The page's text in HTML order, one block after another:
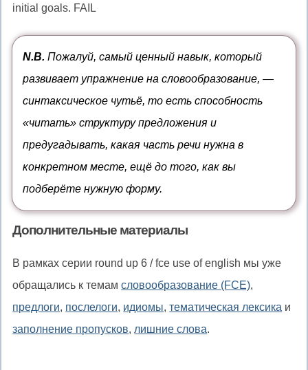
ledge
//
существительное
во
прилагательного,
fail
+-
ure
+-
initial goals. FAIL
N.B. Пожалуй, самый ценный навык, который
развивает упражнение на словообразование, —
синтаксическое чутьё, то есть способность
«читать» структуру предложения и
предугадывать, какая часть речи нужна в
конкретном месте, ещё до того, как вы
подберёте нужную форму.
Дополнительные материалы
В рамках серии round up 6 / fce use of english мы уже
обращались к темамсловообразование (FCE),
предлоги, послелоги, идиомы,тематическая лексика и
заполнение пропусков, лишние слова.